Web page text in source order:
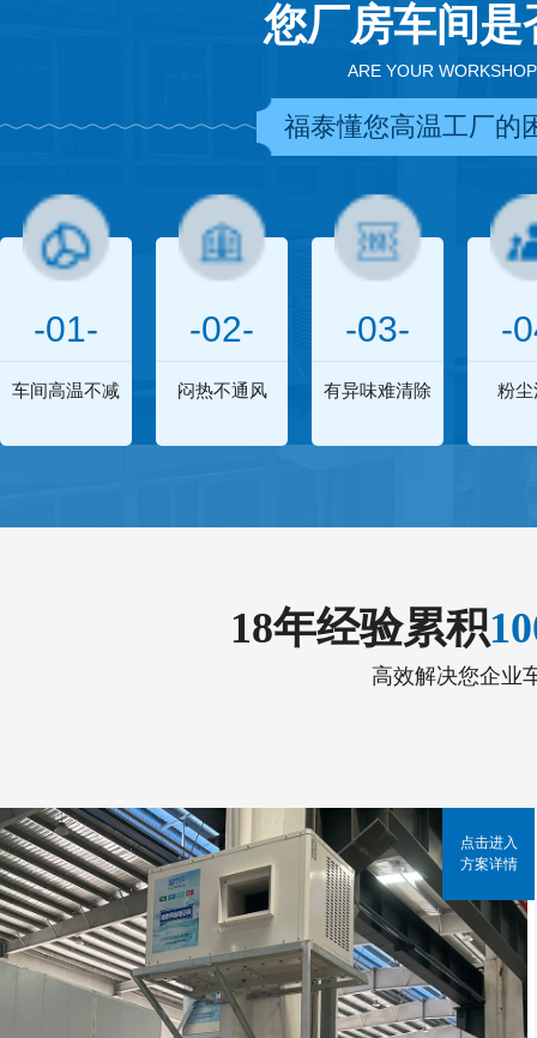
您厂房车间
ARE YOUR
福泰懂您高温工厂的
-01-
车间高温不减
-02-
闷热不通风
-03-
有异味难清除
-
粉尘
18年经验累积
高效解决您企业
点击进入
方案详情